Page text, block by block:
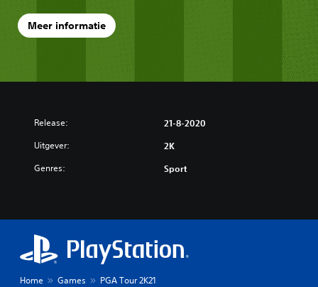
Meer informatie
Release: 21-8-2020
Uitgever: 2K
Genres: Sport
Home Games PGA Tour 2K21